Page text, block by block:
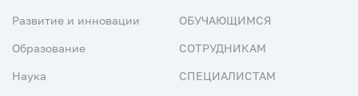
Развитие и инновации
Образование
Наука
ОБУЧАЮЩИМСЯ
СОТРУДНИКАМ
СПЕЦИАЛИСТАМ